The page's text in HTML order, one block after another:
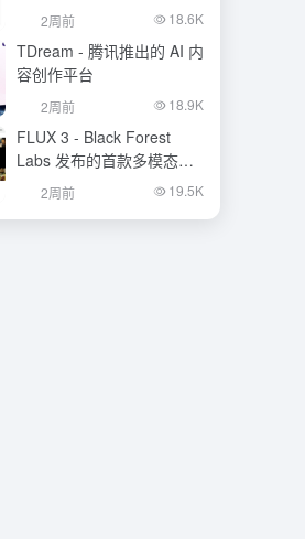
2周前 18.6K
TDream - 腾讯推出的 AI 内
容创作平台
2周前 18.9K
FLUX 3 - Black Forest
Labs 发布的首款多模态基
础模型
2周前 19.5K